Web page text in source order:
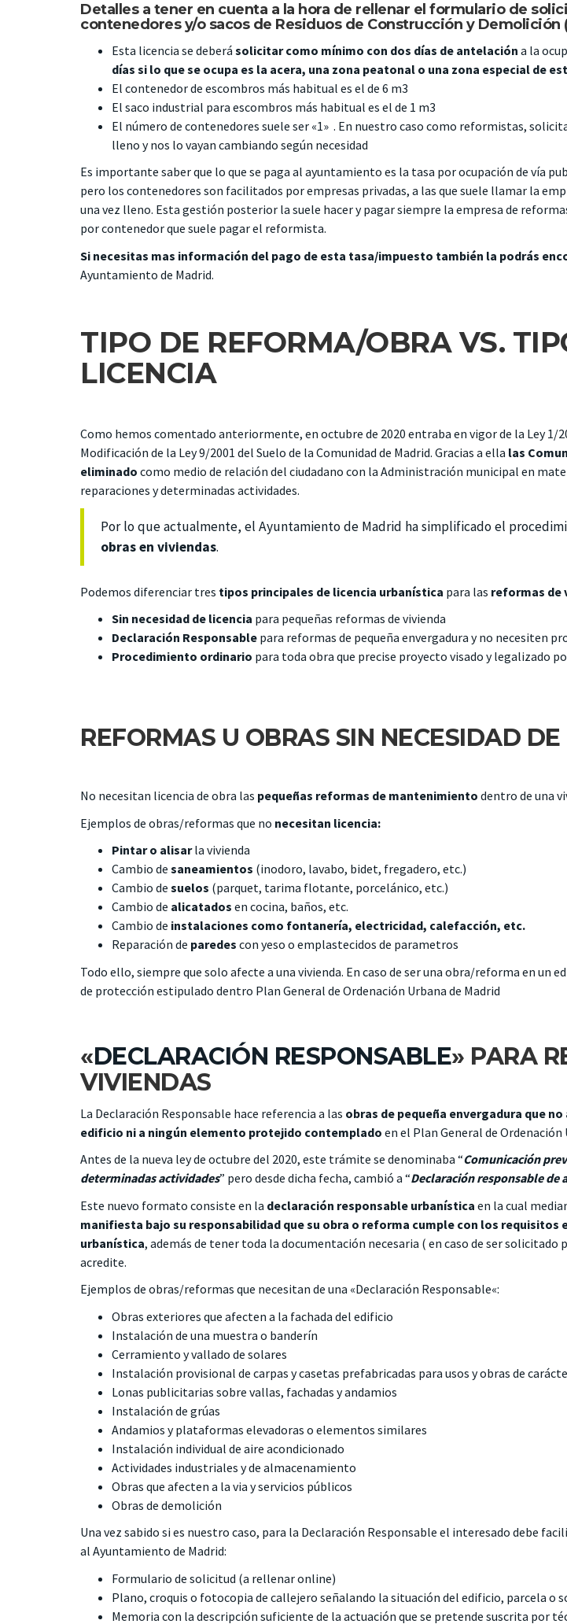
Detalles a tener en cuenta a la hora de rellenar el formulario de
contenedores y/o sacos de Residuos de Construcción y Demolición
Esta licencia se deberá solicitar como mínimo con dos días de antelación a la
días si lo que se ocupa es la acera, una zona peatonal o una zona especial de
El contenedor de escombros más habitual es el de 6 m3
El saco industrial para escombros más habitual es el de 1 m3
El número de contenedores suele ser «1» . En nuestro caso como reformistas,
lleno y nos lo vayan cambiando según necesidad
Es importante saber que lo que se paga al ayuntamiento es la tasa por ocupación de vía
pero los contenedores son facilitados por empresas privadas, a las que suele llamar la
una vez lleno. Esta gestión posterior la suele hacer y pagar siempre la empresa de
por contenedor que suele pagar el reformista.
Si necesitas mas información del pago de esta tasa/impuesto también la podrás
Ayuntamiento de Madrid.
TIPO DE REFORMA/OBRA VS.
LICENCIA
Como hemos comentado anteriormente, en octubre de 2020 entraba en vigor de la Ley 1/
Modificación de la Ley 9/2001 del Suelo de la Comunidad de Madrid. Gracias a ella las
eliminado como medio de relación del ciudadano con la Administración municipal en
reparaciones y determinadas actividades.
Por lo que actualmente, el Ayuntamiento de Madrid ha simplificado el
obras en viviendas.
Podemos diferenciar tres tipos principales de licencia urbanística para las reformas de
Sin necesidad de licencia para pequeñas reformas de vivienda
Declaración Responsable para reformas de pequeña envergadura y no necesiten
Procedimiento ordinario para toda obra que precise proyecto visado y legalizado
REFORMAS U OBRAS SIN NECESIDAD
No necesitan licencia de obra las pequeñas reformas de mantenimiento dentro de una
Ejemplos de obras/reformas que no necesitan licencia:
Pintar o alisarla vivienda
Cambio de saneamientos (inodoro, lavabo, bidet, fregadero, etc.)
Cambio de suelos (parquet, tarima flotante, porcelánico, etc.)
Cambio de alicatados en cocina, baños, etc.
Cambio de instalaciones como fontanería, electricidad, calefacción, etc.
Reparación de paredes con yeso o emplastecidos de parametros
Todo ello, siempre que solo afecte a una vivienda. En caso de ser una obra/reforma en un
de protección estipulado dentro Plan General de Ordenación Urbana de Madrid
«DECLARACIÓN RESPONSABLE» PARA
VIVIENDAS
La Declaración Responsable hace referencia a las obras de pequeña envergadura que
edificio ni a ningún elemento protejido contemplado en el Plan General de Ordenación
Antes de la nueva ley de octubre del 2020, este trámite se denominaba “Comunicación
determinadas actividades” pero desde dicha fecha, cambió a “Declaración responsable de
Este nuevo formato consiste en la declaración responsable urbanística en la cual
manifiesta bajo su responsabilidad que su obra o reforma cumple con los requisitos
urbanística, además de tener toda la documentación necesaria ( en caso de ser
acredite.
Ejemplos de obras/reformas que necesitan de una «Declaración Responsable«:
Obras exteriores que afecten a la fachada del edificio
Instalación de una muestra o banderín
Cerramiento y vallado de solares
Instalación provisional de carpas y casetas prefabricadas para usos y obras de
Lonas publicitarias sobre vallas, fachadas y andamios
Instalación de grúas
Andamios y plataformas elevadoras o elementos similares
Instalación individual de aire acondicionado
Actividades industriales y de almacenamiento
Obras que afecten a la via y servicios públicos
Obras de demolición
Una vez sabido si es nuestro caso, para la Declaración Responsable el interesado debe
al Ayuntamiento de Madrid:
Formulario de solicitud (a rellenar online)
Plano, croquis o fotocopia de callejero señalando la situación del edificio, parcela o
Memoria con la descripción suficiente de la actuación que se pretende suscrita por